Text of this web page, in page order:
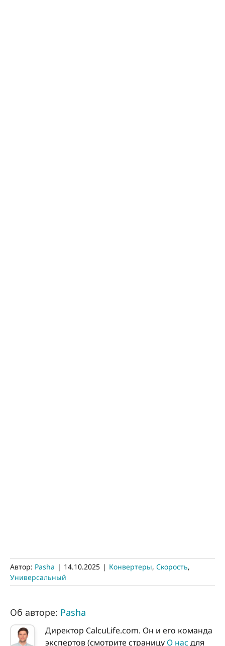
Автор: Pasha | 14.10.2025 | Конвертеры, Скорость,
Универсальный
Об авторе: Pasha
Директор CalcuLife.com. Он и его команда
экспертов (смотрите страницу О нас для